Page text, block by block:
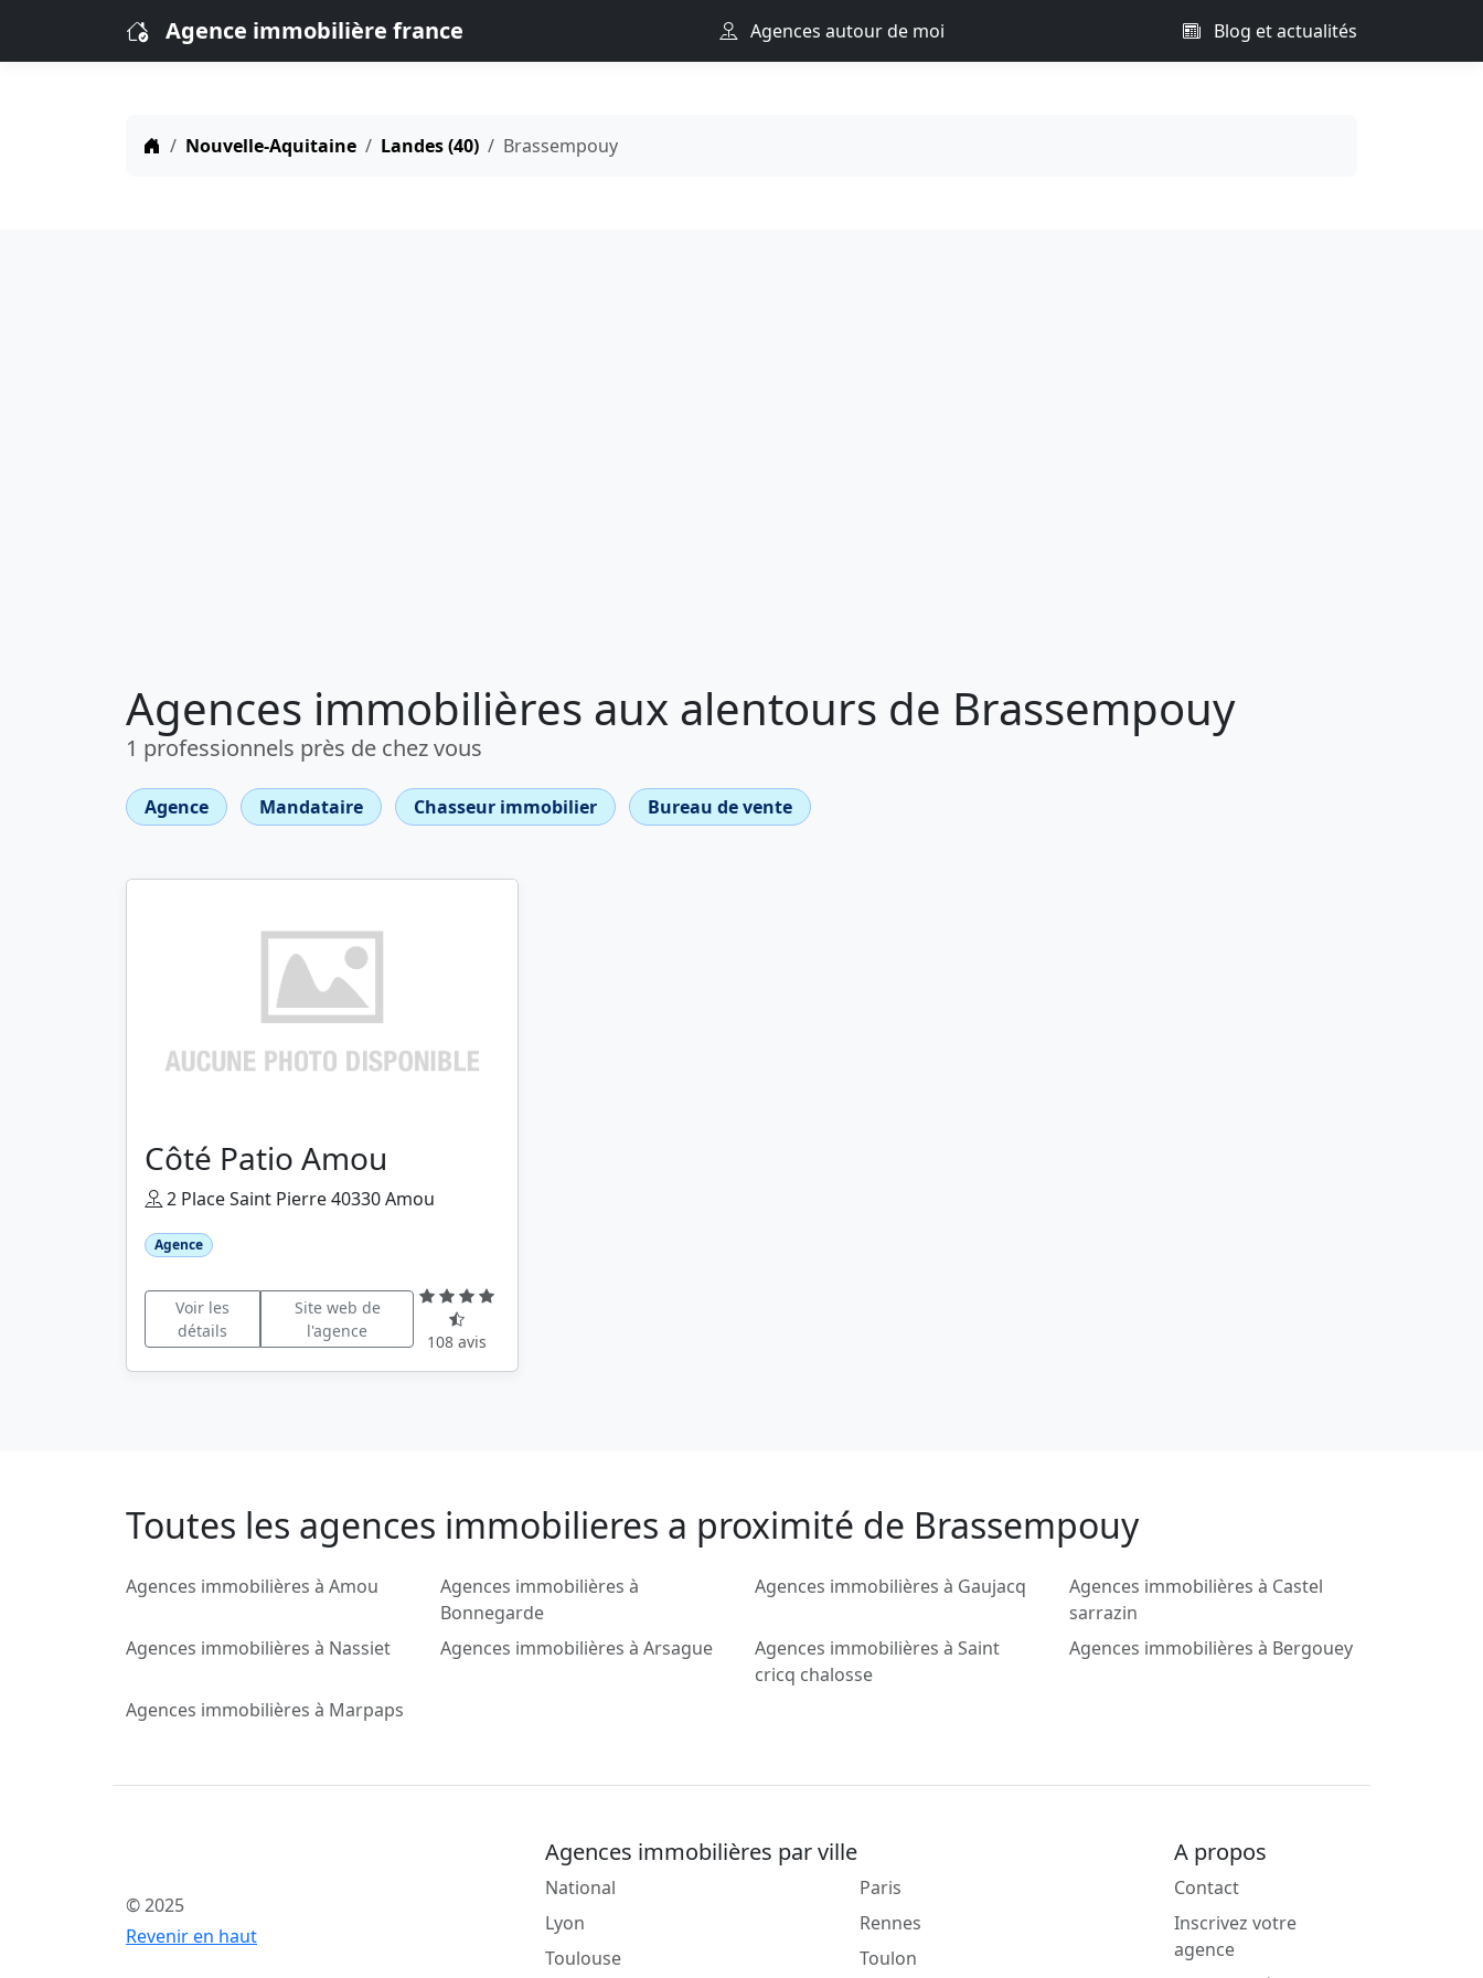
Agence immobilière france Agences autour de moi Blog et actualités
Nouvelle-Aquitaine Landes (40) Brassempouy
Agences immobilières aux alentours de Brassempouy
1 professionnels près de chez vous
Agence Mandataire Chasseur immobilier Bureau de vente
Côté Patio Amou
2 Place Saint Pierre 40330 Amou
Agence
Voir les
détails
Site web de
l'agence
108 avis
Toutes les agences immobilieres a proximité de Brassempouy
Agences immobilières à Amou
Agences immobilières à
Bonnegarde
Agences immobilières à Gaujacq
Agences immobilières à Castel
sarrazin
Agences immobilières à Nassiet
Agences immobilières à Arsague
Agences immobilières à Saint
cricq chalosse
Agences immobilières à Bergouey
Agences immobilières à Marpaps
© 2025
Revenir en haut
Agences immobilières par ville
National
Lyon
Toulouse
Paris
Rennes
Toulon
A propos
Contact
Inscrivez votre
agence